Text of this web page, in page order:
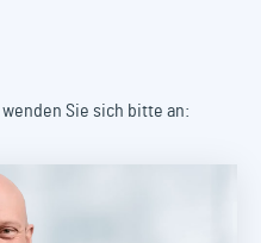
Sie sich bitte an: